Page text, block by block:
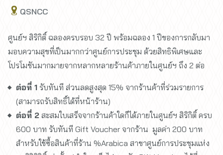
QSNCC
ศูนย์ฯ สิริกิติ์ ฉลองครบรอบ 32 ปี พร้อมฉลอง 1 ปีของการกลับมา
มอบความสุขที่เป็นมากกว่าศูนย์การประชุม ด้วยสิทธิพิเศษและ
โปรโมชันมากมายจากหลากหลายร้านค้าภายในศูนย์ฯ ถึง 2 ต่อ
ต่อที่ 1 รับทันที ส่วนลดสูงสุด 15% จากร้านค้าที่ร่วมรายการ
(สามารถรับสิทธิ์ได้ที่หน้าร้าน)
ต่อที่ 2 สะสมใบเสร็จจากร้านค้าใดก็ได้ภายในศูนย์ฯ สิริกิติ์ ครบ
600 บาท รับทันที Gift Voucher จากร้าน มูลค่า 200 บาท
สำหรับใช้ซื้อสินค้าที่ร้าน %Arabica สาขาศูนย์การประชุมแห่ง